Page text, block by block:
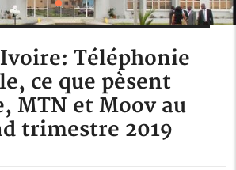
Téléphonie
ce que pèsent
MTN et Moov au
trimestre 2019